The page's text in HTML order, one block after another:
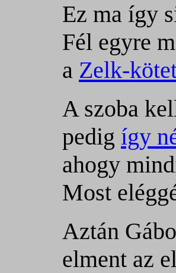
Ez ma így
Fél egyre
a Zelk-
A szoba
pedig így
ahogy
Most
Aztán
elment az